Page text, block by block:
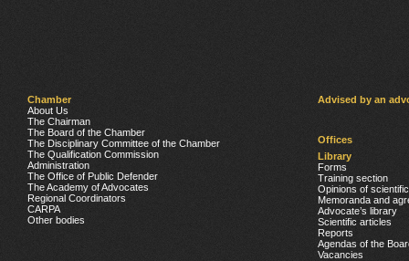
Chamber
About Us
The Chairman
The Board of the Chamber
The Disciplinary Committee of the Chamber
The Qualification Commission
Administration
The Office of Public Defender
The Academy of Advocates
Regional Coordinators
CARPA
Other bodies
Advised by an
Offices
Library
Forms
Training section
Opinions of
Memoranda and
Advocate’s library
Scientific articles
Reports
Agendas of the
Vacancies